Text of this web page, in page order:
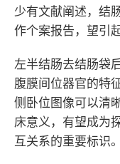
少有文献阐述，结
作个案报告，望引
左半结肠去结肠袋
腹膜间位器官的特
侧卧位图像可以清
床意义，有望成为
互关系的重要标识。